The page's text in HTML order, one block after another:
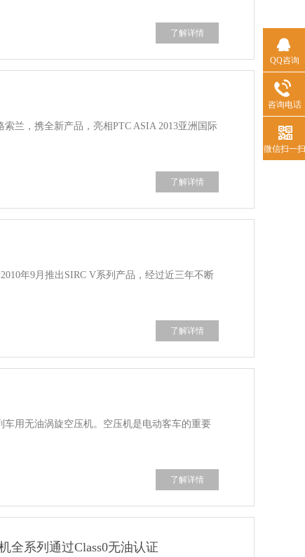
了解详情
兰，携全新产品，亮相PTC ASIA 2013亚洲国际
了解详情
年9月推出SIRC V系列产品，经过近三年不断
了解详情
用无油涡旋空压机。空压机是电动客车的重要
了解详情
全系列通过Class0无油认证
QQ咨询
咨询电话
微信扫一扫